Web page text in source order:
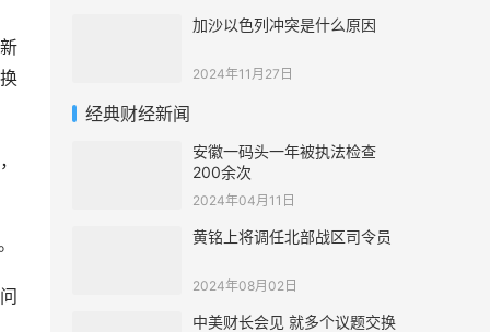
加沙以色列冲突是什么原因
2024年11月27日
经典财经新闻
安徽一码头一年被执法检查
200余次
2024年04月11日
黄铭上将调任北部战区司令员
2024年08月02日
中美财长会见 就多个议题交换